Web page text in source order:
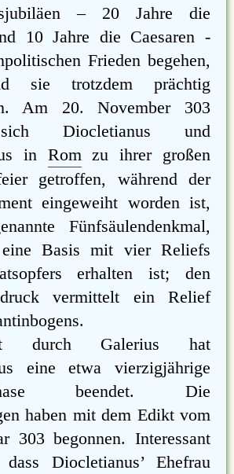
– 20 Jahre die
10 Jahre die Caesaren -
Frieden begehen,
sie trotzdem prächtig
Am 20. November 303
Diocletianus und
in Rom zu ihrer großen
getroffen, während der
eingeweiht worden ist,
Fünfsäulendenkmal,
Basis mit vier Reliefs
erhalten ist; den
vermittelt ein Relief
durch Galerius hat
eine etwa vierzigjährige
beendet. Die
haben mit dem Edikt vom
303 begonnen. Interessant
Diocletianus’ Ehefrau